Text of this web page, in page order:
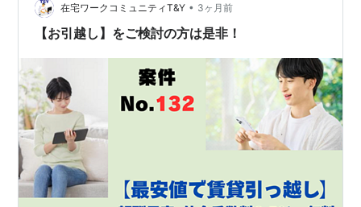
在宅ワークコミュニティT&Y • 3ヶ月前
【お引越し】をご検討の方は是非！